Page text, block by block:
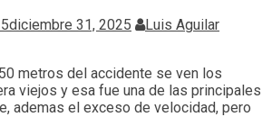
diciembre 31, 2025 Luis Aguilar
metros del accidente se ven los
viejos y esa fue una de las principales
ademas el exceso de velocidad, pero